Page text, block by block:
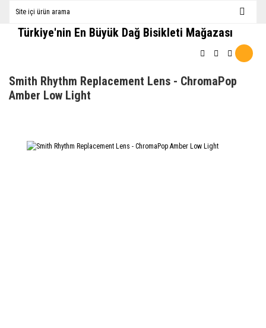
Türkiye'nin En Büyük Dağ Bisikleti Mağazası
Smith Rhythm Replacement Lens - ChromaPop
Amber Low Light